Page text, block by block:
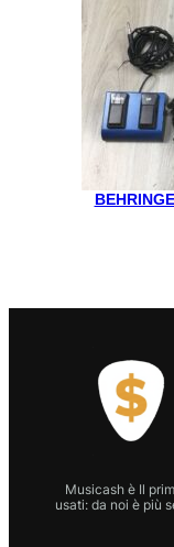
Musicash è Il
usati: da noi è più